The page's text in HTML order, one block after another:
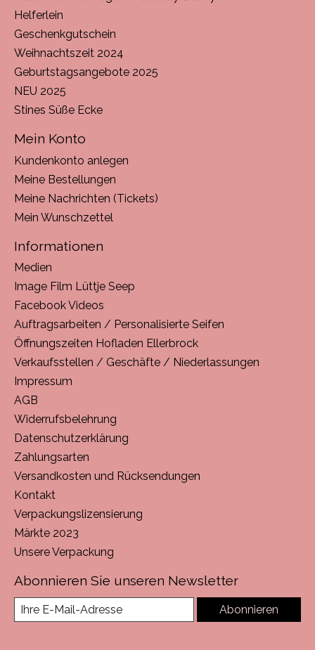
Helferlein
Geschenkgutschein
Weihnachtszeit 2024
Geburtstagsangebote 2025
NEU 2025
Stines Süße Ecke
Mein Konto
Kundenkonto anlegen
Meine Bestellungen
Meine Nachrichten (Tickets)
Mein Wunschzettel
Informationen
Medien
Image Film Lüttje Seep
Facebook Videos
Auftragsarbeiten / Personalisierte Seifen
Öffnungszeiten Hofladen Ellerbrock
Verkaufsstellen / Geschäfte / Niederlassungen
Impressum
AGB
Widerrufsbelehrung
Datenschutzerklärung
Zahlungsarten
Versandkosten und Rücksendungen
Kontakt
Verpackungslizensierung
Märkte 2023
Unsere Verpackung
Abonnieren Sie unseren Newsletter
Abonnieren